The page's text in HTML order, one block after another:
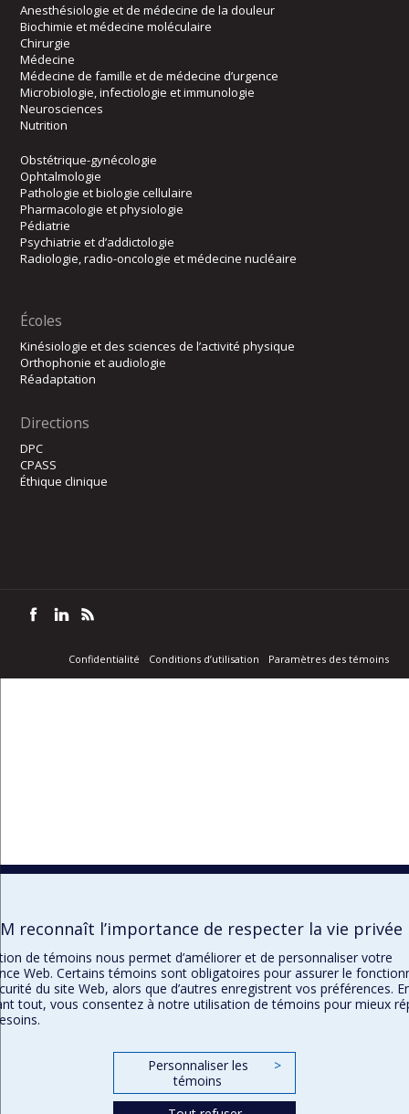
Anesthésiologie et de médecine de la douleur
Biochimie et médecine moléculaire
Chirurgie
Médecine
Médecine de famille et de médecine d’urgence
Microbiologie, infectiologie et immunologie
Neurosciences
Nutrition
Obstétrique-gynécologie
Ophtalmologie
Pathologie et biologie cellulaire
Pharmacologie et physiologie
Pédiatrie
Psychiatrie et d’addictologie
Radiologie, radio-oncologie et médecine nucléaire
Écoles
Kinésiologie et des sciences de l’activité physique
Orthophonie et audiologie
Réadaptation
Directions
DPC
CPASS
Éthique clinique
Confidentialité Conditions d’utilisation Paramètres des témoins
reconnaît l’importance de respecter la vie privée
de témoins nous permet d’améliorer et de personnaliser votre
Web. Certains témoins sont obligatoires pour assurer le
du site Web, alors que d’autres enregistrent vos préférences.
tout, vous consentez à notre utilisation de témoins pour mieux
Personnaliser les
témoins
>